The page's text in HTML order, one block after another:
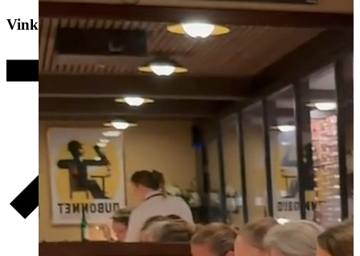
Vinkælder/Lounge
Vinkælder/Lounge